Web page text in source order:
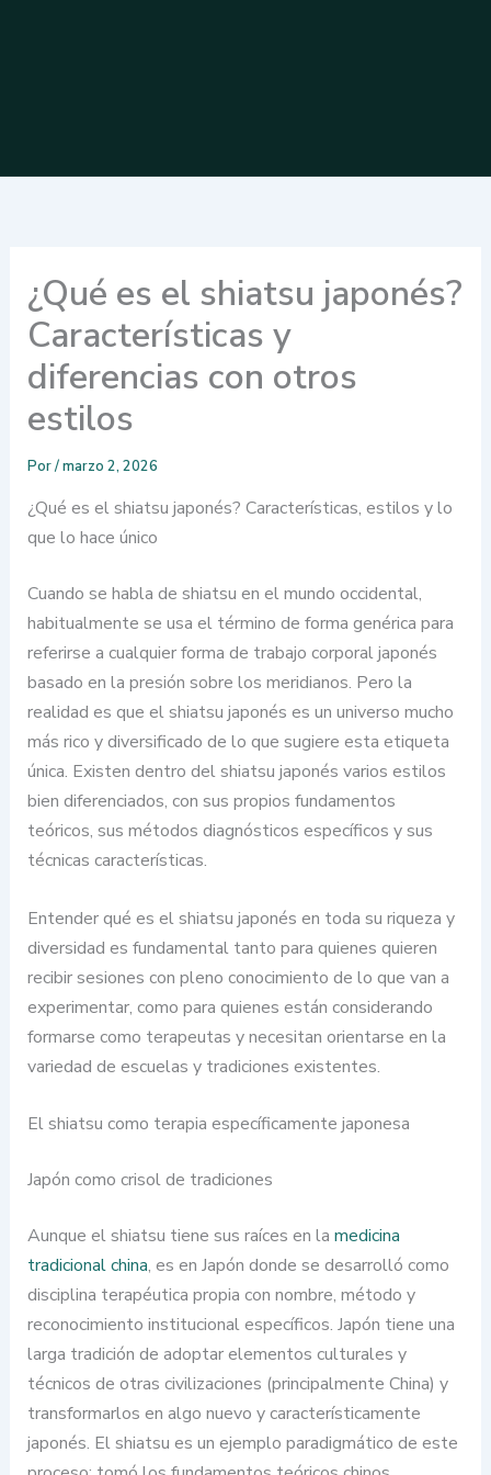
¿Qué es el shiatsu japonés?
Características y
diferencias con otros
estilos
Por/marzo 2, 2026
¿Qué es el shiatsu japonés? Características, estilos y lo
que lo hace único
Cuando se habla de shiatsu en el mundo occidental,
habitualmente se usa el término de forma genérica para
referirse a cualquier forma de trabajo corporal japonés
basado en la presión sobre los meridianos. Pero la
realidad es que el shiatsu japonés es un universo mucho
más rico y diversificado de lo que sugiere esta etiqueta
única. Existen dentro del shiatsu japonés varios estilos
bien diferenciados, con sus propios fundamentos
teóricos, sus métodos diagnósticos específicos y sus
técnicas características.
Entender qué es el shiatsu japonés en toda su riqueza y
diversidad es fundamental tanto para quienes quieren
recibir sesiones con pleno conocimiento de lo que van a
experimentar, como para quienes están considerando
formarse como terapeutas y necesitan orientarse en la
variedad de escuelas y tradiciones existentes.
El shiatsu como terapia específicamente japonesa
Japón como crisol de tradiciones
Aunque el shiatsu tiene sus raíces en la medicina
tradicional china, es en Japón donde se desarrolló como
disciplina terapéutica propia con nombre, método y
reconocimiento institucional específicos. Japón tiene una
larga tradición de adoptar elementos culturales y
técnicos de otras civilizaciones (principalmente China) y
transformarlos en algo nuevo y característicamente
japonés. El shiatsu es un ejemplo paradigmático de este